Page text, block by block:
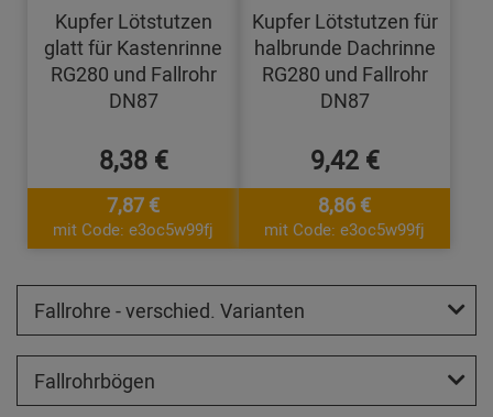
Kupfer Lötstutzen
glatt für Kastenrinne
RG280 und Fallrohr
DN87
8,38 €
7,87 €
mit Code: e3oc5w99fj
Kupfer Lötstutzen für
halbrunde Dachrinne
RG280 und Fallrohr
DN87
9,42 €
8,86 €
mit Code: e3oc5w99fj
Fallrohre - verschied. Varianten
Fallrohrbögen